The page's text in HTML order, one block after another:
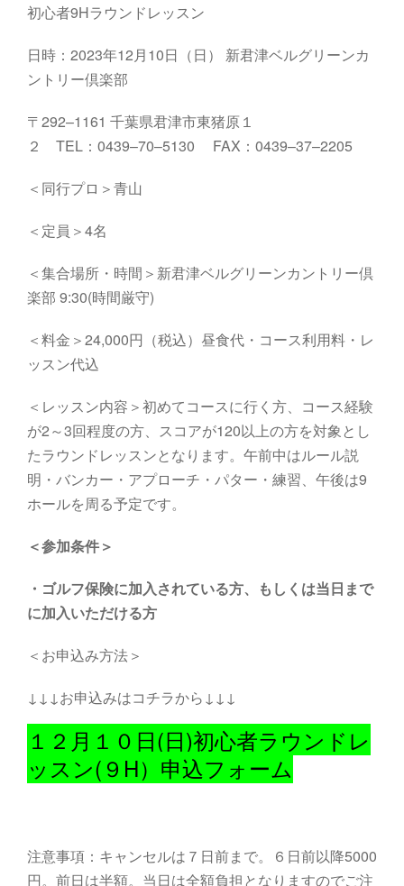
初心者9Hラウンドレッスン
日時：2023年12月10日（日） 新君津ベルグリーンカ
ントリー倶楽部
〒292–1161 千葉県君津市東猪原１
２ TEL ： 0439–70–5130 FAX ： 0439–37–2205
＜同行プロ＞青山
＜定員＞4名
＜集合場所・時間＞ 新君津ベルグリーンカントリー倶
楽部 9:30(時間厳守)
＜料金＞24,000円（税込）昼食代・コース利用料・レ
ッスン代込
＜レッスン内容＞初めてコースに行く方、コース経験
が2～3回程度の方、スコアが120以上の方を対象とし
たラウンドレッスンとなります。午前中はルール説
明・バンカー・アプローチ・パター・練習、午後は9
ホールを周る予定です。
＜参加条件＞
・ ゴルフ保険に加入されている方、もしくは当日まで
に加入いただける方
＜お申込み方法＞
↓↓↓お申込みはコチラから↓↓↓
１２月１０日(日)初心者ラウンドレ
ッスン(９H）申込フォーム
注意事項：キャンセルは７日前まで。６日前以降5000
円。前日は半額。当日は全額負担となりますのでご注